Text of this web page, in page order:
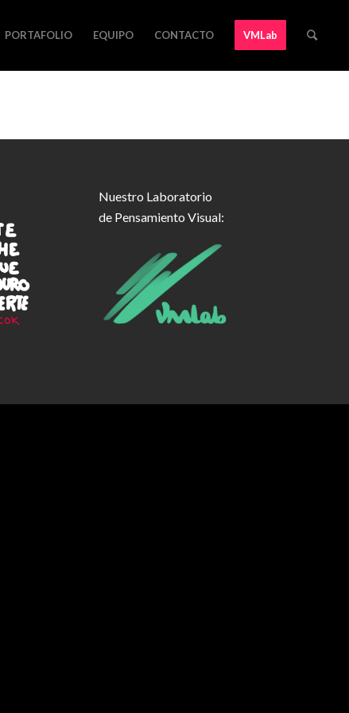
PORTAFOLIO EQUIPO CONTACTO VMLab
Nuestro Laboratorio
de Pensamiento Visual: